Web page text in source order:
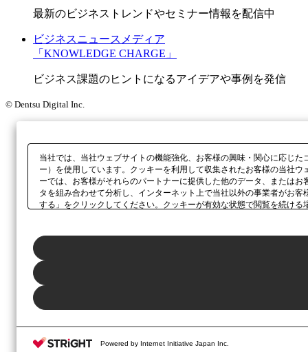
最新のビジネストレンドやセミナー情報を配信中
ビジネスニュースメディア
「KNOWLEDGE CHARGE」
ビジネス課題のヒントになるアイデアや事例を発信
© Dentsu Digital Inc.
当社では、当社ウェブサイトの機能強化、お客様の興味・関心に応じ
ー）を使用しています。クッキーを利用して収集されたお客様の当社
ーでは、お客様がそれらのパートナーに提供した他のデータ、または
タを組み合わせて分析し、インターネット上で当社以外の事業者がお
する」をクリックしてください。クッキーが有効な状態で閲覧を続け
Powered by Internet Initiative Japan Inc.